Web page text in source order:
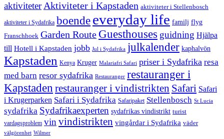
aktiviteter Aktiviteter i Kapstaden aktiviteter i Stellenbosch
aktiviteter i Sydafrika boende everyday life familj flyg
Franschhoek Garden Route Guesthouses guidning Hjälpa
till Hotell i Kapstaden jobb Jul i Sydafrika julkalender kaphalvön
Kapstaden Kenya Kruger Malariafri Safari priser i Sydafrika resa
med barn resor sydafrika Restauranger restauranger i
Kapstaden restauranger i vindistrikten Safari Safari
i Krugerparken Safari i Sydafrika Safaripaket Stellenbosch St Lucia
sydafrika Sydafrikaexperten sydafrikas vindistrikt turist
vardagsproblem vin vindistrikten vingårdar i Sydafrika väder
välgörenhet Wilmer